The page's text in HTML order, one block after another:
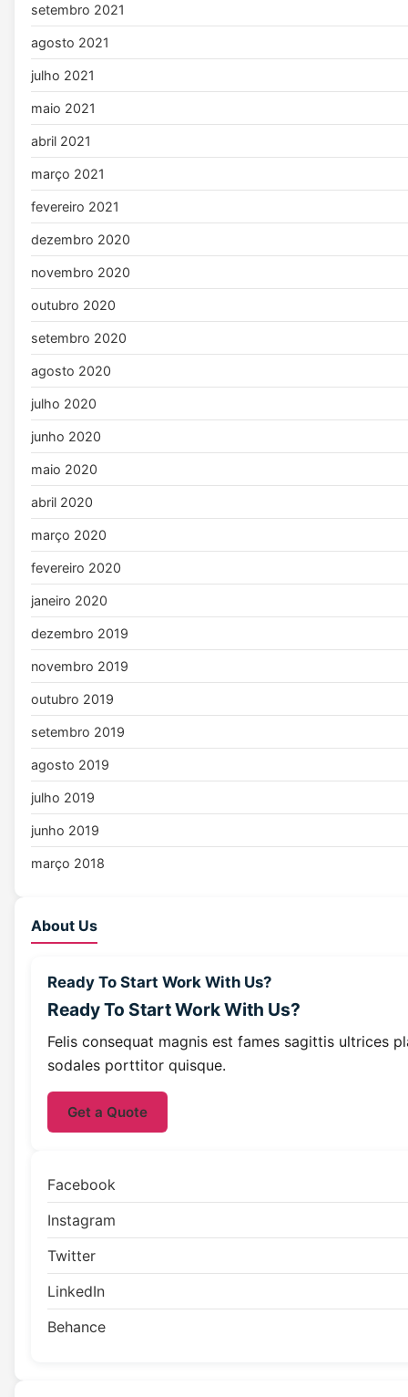
setembro 2021
agosto 2021
julho 2021
maio 2021
abril 2021
março 2021
fevereiro 2021
dezembro 2020
novembro 2020
outubro 2020
setembro 2020
agosto 2020
julho 2020
junho 2020
maio 2020
abril 2020
março 2020
fevereiro 2020
janeiro 2020
dezembro 2019
novembro 2019
outubro 2019
setembro 2019
agosto 2019
julho 2019
junho 2019
março 2018
About Us
Ready To Start Work With Us?
Ready To StartWork With Us?
Felis consequat magnis est fames sagittis ultrices
sodales porttitor quisque.
Get a Quote
Facebook
Instagram
Twitter
LinkedIn
Behance